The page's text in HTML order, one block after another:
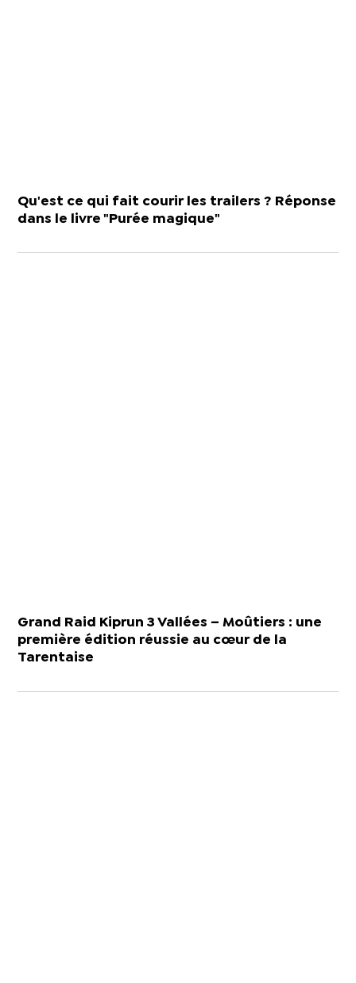
Qu'est ce qui fait courir les trailers ? Réponse
dans le livre "Purée magique"
Grand Raid Kiprun 3 Vallées – Moûtiers : une
première édition réussie au cœur de la
Tarentaise